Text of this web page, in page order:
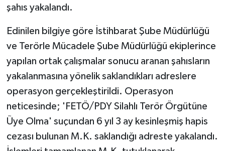
şahıs yakalandı.
Edinilen bilgiye göre İstihbarat Şube Müdürlüğü
ve Terörle Mücadele Şube Müdürlüğü ekiplerince
yapılan ortak çalışmalar sonucu aranan şahısların
yakalanmasına yönelik saklandıkları adreslere
operasyon gerçekleştirildi. Operasyon
neticesinde; 'FETÖ/PDY Silahlı Terör Örgütüne
Üye Olma' suçundan 6 yıl 3 ay kesinleşmiş hapis
cezası bulunan M.K. saklandığı adreste yakalandı.
Güvenlik
HABERDE İNSAN
İNSAN
İş Dünyası
Jandarma